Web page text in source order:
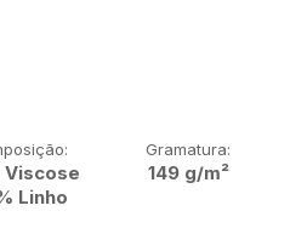
Viscose
Linho
Gramatura:
149 g/m²